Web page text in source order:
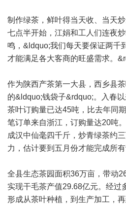
制作绿茶，鲜叶得当天收、当天
七点半开始，江娟和工人们连夜
鸣，&ldquo;我们每天要保证两千
才能满足各大客商的旺盛需求。
作为陕西产茶第一大县，西乡县
的&ldquo;钱袋子&rdquo;。入春
茶叶订购量已达45吨，比去年同
笔订单来自浙江，订购量达20吨
成汉中仙毫四千斤，炒青绿茶约
力，估计要到五月份才能完成所
全县生态茶园面积36万亩，带动
实现干毛茶产值29.68亿元。经过
形成从茶叶种植，到生产加工，